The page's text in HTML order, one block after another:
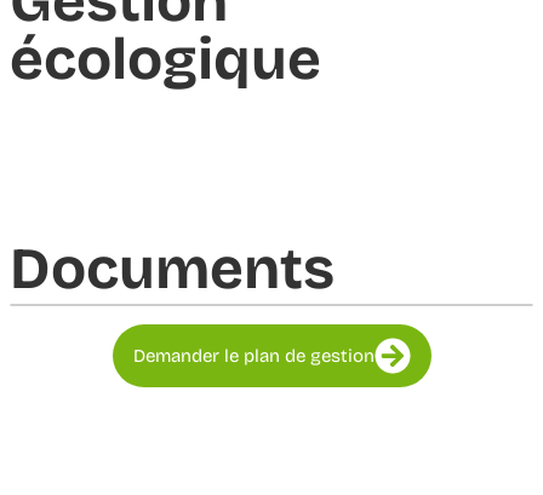
écologique
Documents​
Demander le plan de gestion